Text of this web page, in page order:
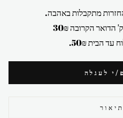
מתקבלות באהבה.
הקרובה 30₪
עד הבית 50₪.
י לעגלה
תיאור